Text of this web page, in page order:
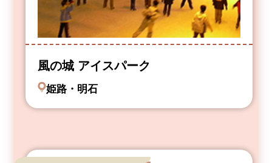
風の城 アイスパーク
姫路・明石